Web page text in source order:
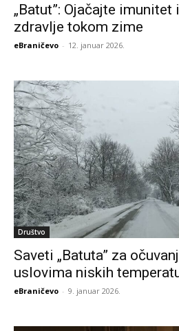
„Batut”: Ојаčајtе imunitеt
zdrаvljе tоkоm zimе
eBraničevo - 12. januar 2026.
Društvo
Saveti „Batuta” za
uslovima niskih
eBraničevo - 9. januar 2026.